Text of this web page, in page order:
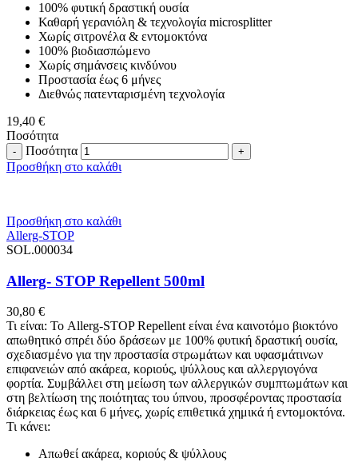
100% φυτική δραστική ουσία
Καθαρή γερανιόλη & τεχνολογία microsplitter
Χωρίς σιτρονέλα & εντομοκτόνα
100% βιοδιασπώμενο
Χωρίς σημάνσεις κινδύνου
Προστασία έως 6 μήνες
Διεθνώς πατενταρισμένη τεχνολογία
19,40 €
Ποσότητα
Ποσότητα
Προσθήκη στο καλάθι
Προσθήκη στο καλάθι
Allerg-STOP
SOL.000034
Allerg- STOP Repellent 500ml
30,80 €
Τι είναι: Το Allerg-STOP Repellent είναι ένα καινοτόμο βιοκτόνο
απωθητικό σπρέι δύο δράσεων με 100% φυτική δραστική ουσία,
σχεδιασμένο για την προστασία στρωμάτων και υφασμάτινων
επιφανειών από ακάρεα, κοριούς, ψύλλους και αλλεργιογόνα
φορτία. Συμβάλλει στη μείωση των αλλεργικών συμπτωμάτων και
στη βελτίωση της ποιότητας του ύπνου, προσφέροντας προστασία
διάρκειας έως και 6 μήνες, χωρίς επιθετικά χημικά ή εντομοκτόνα.
Τι κάνει:
Απωθεί ακάρεα, κοριούς & ψύλλους